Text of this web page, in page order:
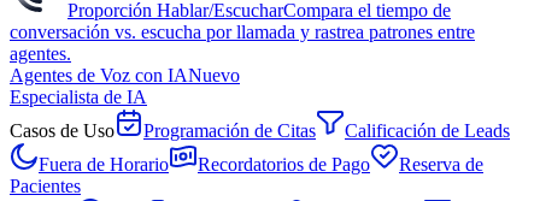
Proporción Hablar/EscucharCompara el tiempo de
conversación vs. escucha por llamada y rastrea patrones entre
agentes.
Agentes de Voz con IANuevo
Especialista de IA
Casos de Uso
Programación de Citas
Calificación de Leads
Fuera de Horario
Recordatorios de Pago
Reserva de
Pacientes